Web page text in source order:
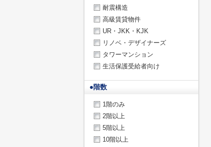
耐震構造
高級賃貸物件
UR・JKK・KJK
リノベ・デザイナーズ
タワーマンション
生活保護受給者向け
●階数
1階のみ
2階以上
5階以上
10階以上